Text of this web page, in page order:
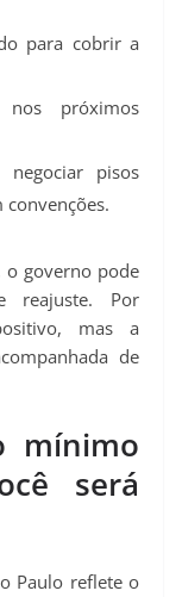
para cobrir a
nos próximos
pisos
convenções.
o governo pode
reajuste. Por
mas a
de
mínimo
será
Paulo reflete o